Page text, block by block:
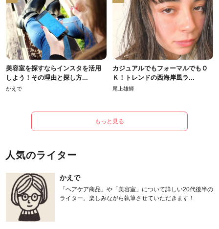
美容室を探すならインスタを活用
しよう！その理由と探し方...
かえで
カジュアルでもフォーマルでもＯ
Ｋ！トレンドの西海岸風ラ...
尾上雄輝
もっと見る
人気のライター
かえで
「ヘアケア商品」や「美容室」について詳しい20代後半の
ライター。楽しみながら執筆させていただきます！